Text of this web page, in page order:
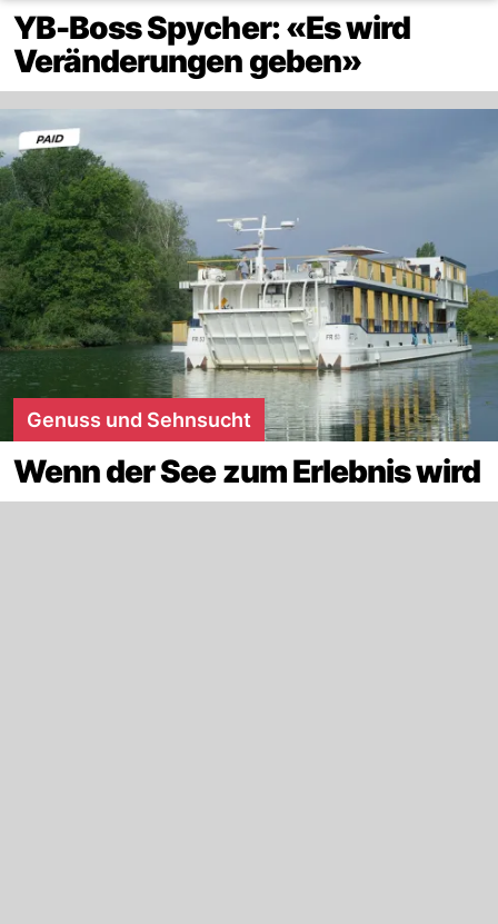
YB-Boss Spycher: «Es wird
Veränderungen geben»
Genuss und Sehnsucht
Wenn der See zum Erlebnis wird